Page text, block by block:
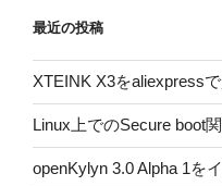
最近の投稿
XTEINK X3をaliexpress
Linux上でのSecure boot
openKylyn 3.0 Alpha 1を